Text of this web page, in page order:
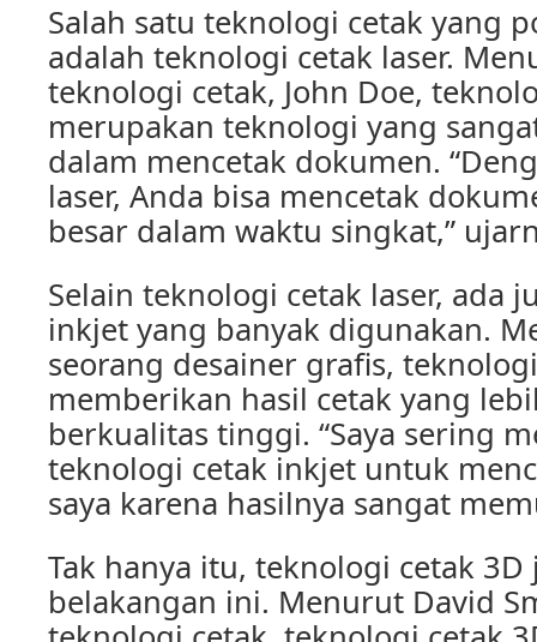
Salah satu teknologi cetak yang
adalah teknologi cetak laser.
teknologi cetak, John Doe,
merupakan teknologi yang
dalam mencetak dokumen.
laser, Anda bisa mencetak
besar dalam waktu singkat,”
Selain teknologi cetak laser, ada
inkjet yang banyak digunakan.
seorang desainer grafis,
memberikan hasil cetak yang
berkualitas tinggi. “Saya sering
teknologi cetak inkjet untuk
saya karena hasilnya sangat
Tak hanya itu, teknologi cetak
belakangan ini. Menurut David